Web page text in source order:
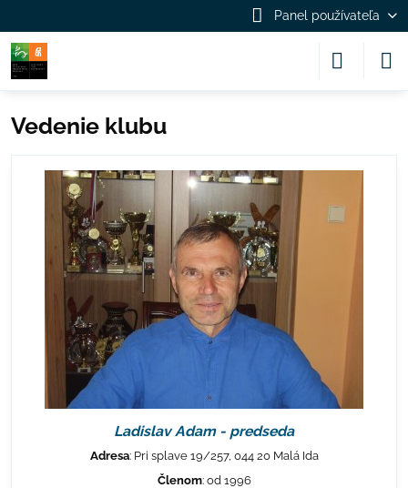
Panel používateľa
Vedenie klubu
Ladislav Adam - predseda
Adresa: Pri splave 19/257, 044 20 Malá Ida
Členom: od 1996